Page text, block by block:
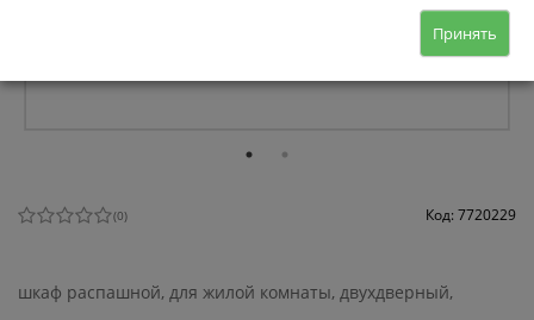
(0) Код: 7720229
шкаф распашной, для жилой комнаты, двухдверный,
Принять